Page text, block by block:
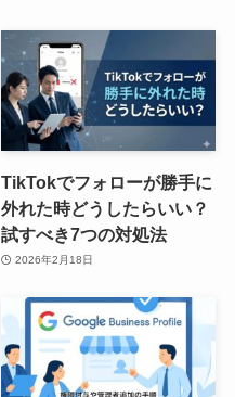
TikTokでフォローが勝手に
外れた時どうしたらいい？
試すべき7つの対処法
2026年2月18日